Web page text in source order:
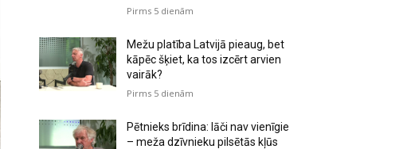
Pirms 5 dienām
Mežu platība Latvijā pieaug, bet
kāpēc šķiet, ka tos izcērt arvien
vairāk?
Pirms 5 dienām
Pētnieks brīdina: lāči nav vienīgie
– meža dzīvnieku pilsētās kļūs